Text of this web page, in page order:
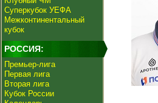
Суперкубок УЕФА
Межконтинентальный
кубок
РОССИЯ:
Премьер-лига
Первая лига
Вторая лига
Кубок России